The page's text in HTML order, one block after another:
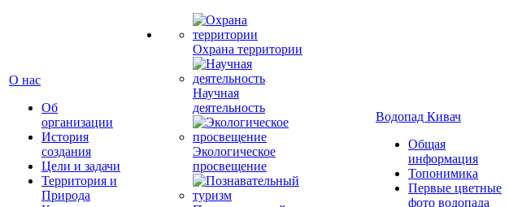
О нас
Об
организации
История
создания
Цели и задачи
Территория и
Природа
Охрана территории
Научная
деятельность
Экологическое
просвещение
Водопад Кивач
Общая
информация
Топонимика
Первые цветные
фото водопада